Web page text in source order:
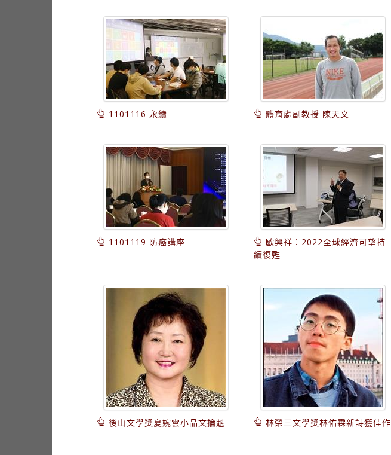
1101116 永續 體育處副教授 陳天文
1101119 防癌講座
歐興祥：2022全球經濟可望持
續復甦
後山文學獎夏婉雲小品文掄魁 林榮三文學獎林佑霖新詩獲佳作